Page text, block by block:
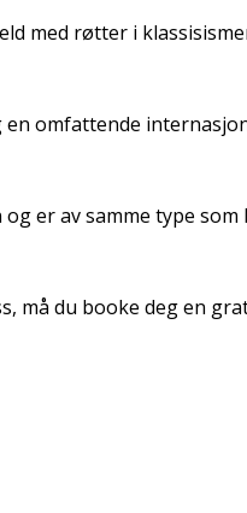
med røtter i
omfattende
er av samme type
må du booke deg en